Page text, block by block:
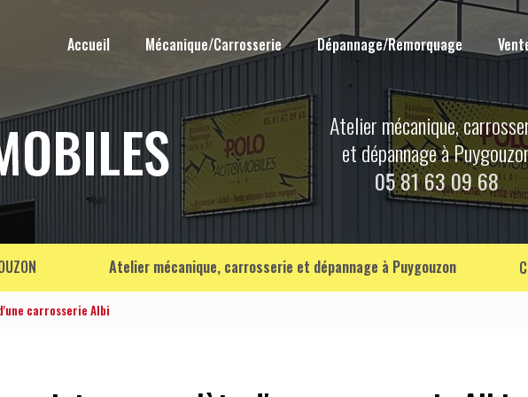
Accueil
Mécanique/Carrosserie Dépannage/Remorquage
Atelier mécanique,
et dépannage à
05 81 63 09 68
Atelier mécanique, carrosserie et dépannage à Puygouzon
carrosserie Albi